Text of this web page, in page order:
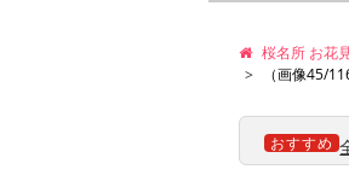
桜名所 お花
（画像45/
おすすめ